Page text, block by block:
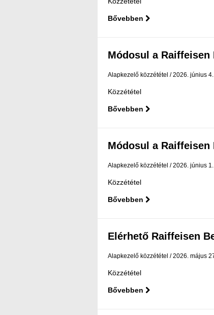
Bővebben
Módosul a
Alapkezelő közzététel 2026. június 4.
Közzététel
Bővebben
Módosul a
Alapkezelő közzététel 2026. június 1.
Közzététel
Bővebben
Elérhető Raiffeisen
Alapkezelő közzététel 2026. május
Közzététel
Bővebben